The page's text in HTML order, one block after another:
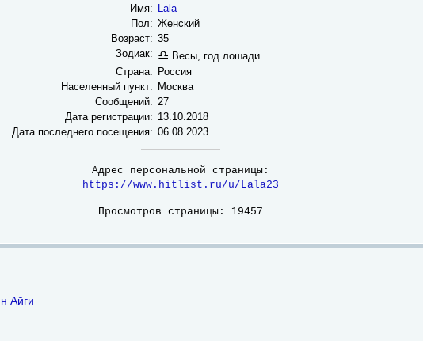
Имя: Lala
Пол: Женский
Возраст: 35
Зодиак: ♎ Весы, год лошади
Страна: Россия
Населенный пункт: Москва
Сообщений: 27
Дата регистрации: 13.10.2018
Дата последнего посещения: 06.08.2023
Адрес персональной страницы:
https://www.hitlist.ru/u/Lala23
Просмотров страницы: 19457
Айги